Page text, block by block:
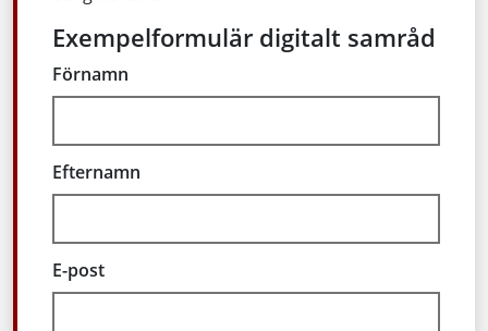
Exempelformulär digitalt samråd
Förnamn
Efternamn
E-post